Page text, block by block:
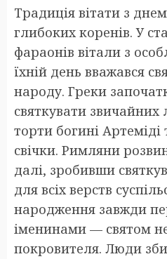
Традиція вітати з
глибоких коренів. У
фараонів вітали з
їхній день вважався
народу. Греки
святкувати
торти богині
свічки. Римляни
далі, зробивши
для всіх верств
народження завжди
іменинами — святом
покровителя. Люди